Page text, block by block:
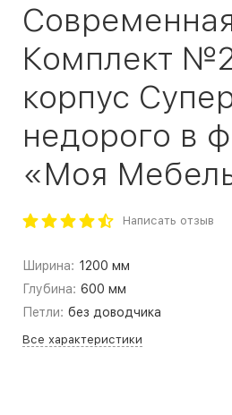
Комплект
корпус
недорого в
«Моя
Написать отзыв
Ширина: 1200 мм
Глубина: 600 мм
Петли: без доводчика
Все характеристики